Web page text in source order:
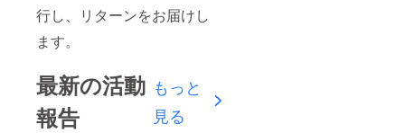
行し、リターンをお届けし
ます。
最新の活動
報告
もっと
見る